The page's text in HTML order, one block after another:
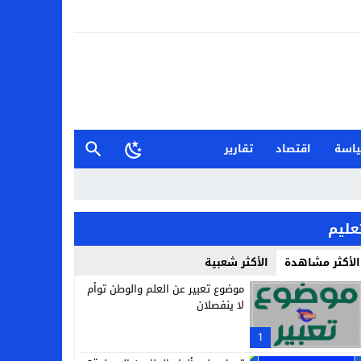
اقتصاد
تقارير
الأكثر مشاهدة الأكثر شعبية
1
موضوع تعبير عن العلم والوطن توأم
لا ينفصلان